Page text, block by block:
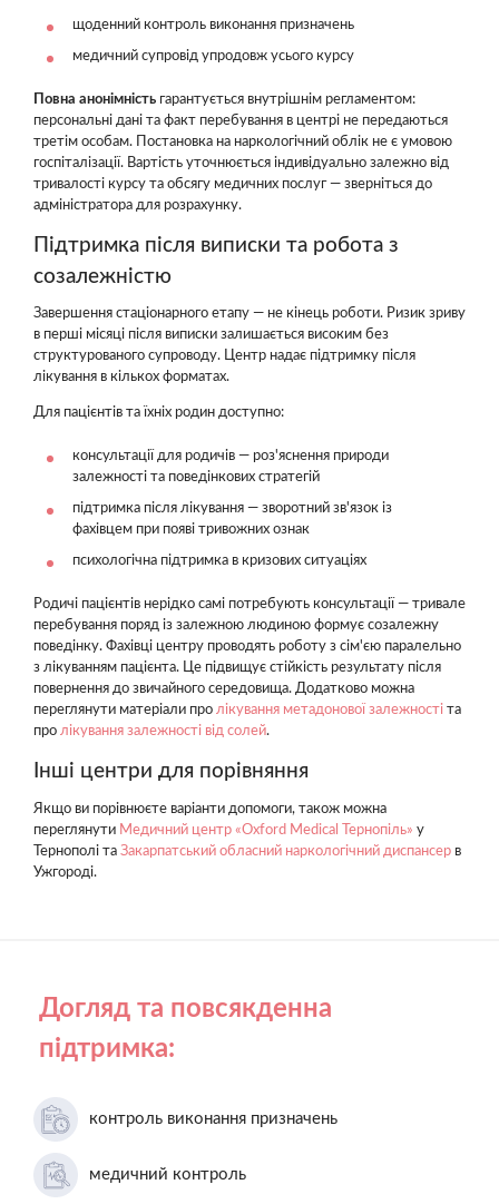
щоденний контроль виконання призначень
медичний супровід упродовж усього курсу
Повна анонімність гарантується внутрішнім регламентом:
персональні дані та факт перебування в центрі не передаються
третім особам. Постановка на наркологічний облік не є умовою
госпіталізації. Вартість уточнюється індивідуально залежно від
тривалості курсу та обсягу медичних послуг — зверніться до
адміністратора для розрахунку.
Підтримка після виписки та робота з
созалежністю
Завершення стаціонарного етапу — не кінець роботи. Ризик зриву
в перші місяці після виписки залишається високим без
структурованого супроводу. Центр надає підтримку після
лікування в кількох форматах.
Для пацієнтів та їхніх родин доступно:
консультації для родичів — роз'яснення природи
залежності та поведінкових стратегій
підтримка після лікування — зворотний зв'язок із
фахівцем при появі тривожних ознак
психологічна підтримка в кризових ситуаціях
Родичі пацієнтів нерідко самі потребують консультації — тривале
перебування поряд із залежною людиною формує созалежну
поведінку. Фахівці центру проводять роботу з сім'єю паралельно
з лікуванням пацієнта. Це підвищує стійкість результату після
повернення до звичайного середовища. Додатково можна
переглянути матеріали про лікування метадонової залежності та
про лікування залежності від солей.
Інші центри для порівняння
Якщо ви порівнюєте варіанти допомоги, також можна
переглянути Медичний центр «Oxford Medical Тернопіль» у
Тернополі та Закарпатський обласний наркологічний диспансер в
Ужгороді.
Догляд та повсякденна
підтримка:
контроль виконання призначень
медичний контроль